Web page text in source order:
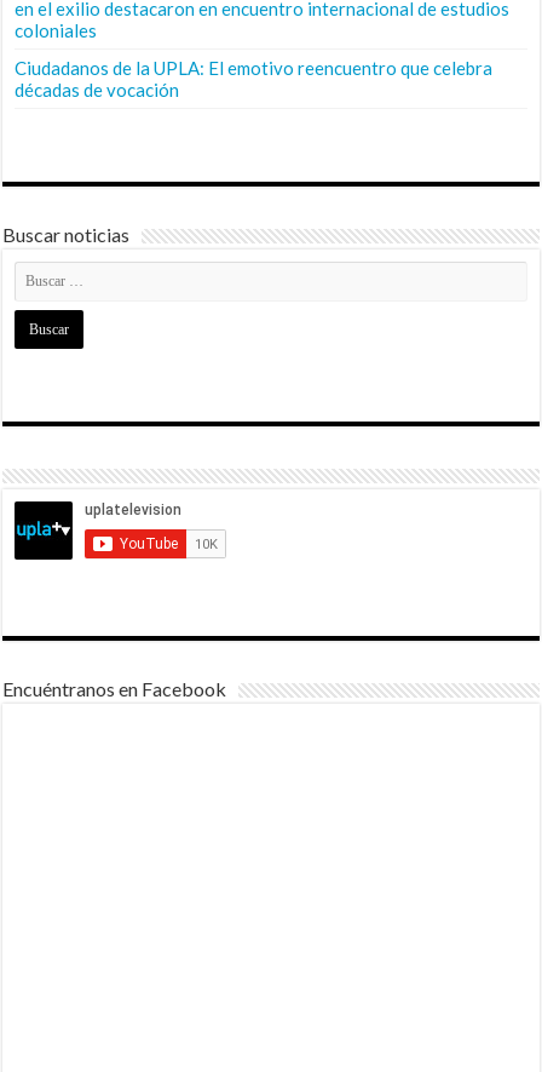
en el exilio destacaron en encuentro internacional de estudios
coloniales
Ciudadanos de la UPLA: El emotivo reencuentro que celebra
décadas de vocación
Buscar noticias
Encuéntranos en Facebook